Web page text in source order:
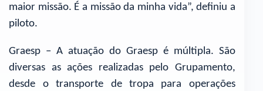
maior missão. É a missão da minha vida”, definiu a
piloto.
Graesp – A atuação do Graesp é múltipla. São
diversas as ações realizadas pelo Grupamento,
desde o transporte de tropa para operações